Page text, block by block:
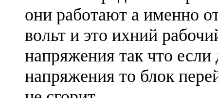
они работают а именно
вольт и это ихний
напряжения так что
напряжения то блок